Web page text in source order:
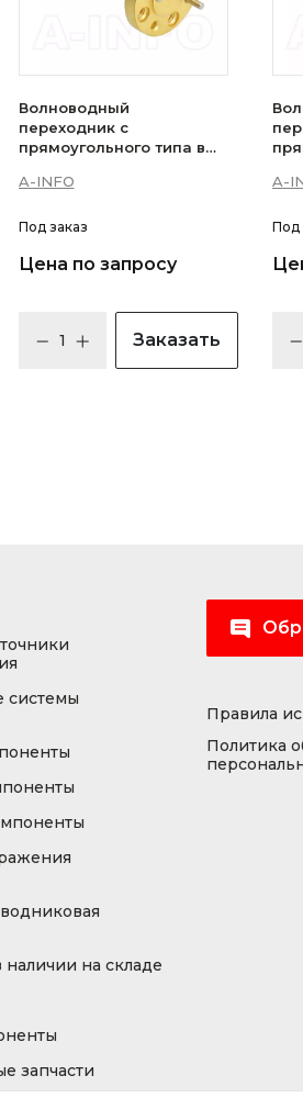
Волноводный
переходник с
прямоугольного типа в
неперекрывающихся
30_Cu
A-INFO
Под заказ
Цена по запросу
Заказать
A-
Под
системы
на складе
запчасти
Правила
Политика